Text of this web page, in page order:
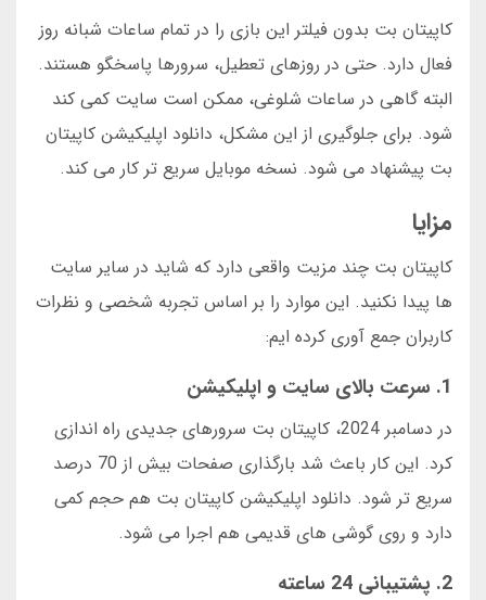
کاپیتان بت بدون فیلتر این بازی را در تمام ساعات شبانه روز
فعال دارد. حتی در روزهای تعطیل، سرورها پاسخگو هستند.
البته گاهی در ساعات شلوغی، ممکن است سایت کمی کند
شود. برای جلوگیری از این مشکل، دانلود اپلیکیشن کاپیتان
بت پیشنهاد می شود. نسخه موبایل سریع تر کار می کند.
مزایا
کاپیتان بت چند مزیت واقعی دارد که شاید در سایر سایت
ها پیدا نکنید. این موارد را بر اساس تجربه شخصی و نظرات
کاربران جمع آوری کرده ایم:
1. سرعت بالای سایت و اپلیکیشن
در دسامبر 2024، کاپیتان بت سرورهای جدیدی راه اندازی
کرد. این کار باعث شد بارگذاری صفحات بیش از 70 درصد
سریع تر شود. دانلود اپلیکیشن کاپیتان بت هم حجم کمی
دارد و روی گوشی های قدیمی هم اجرا می شود.
2. پشتیبانی 24 ساعته